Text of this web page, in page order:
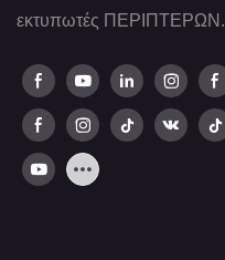
εκτυπωτές ΠΕΡΙΠΤΕΡΩΝ.